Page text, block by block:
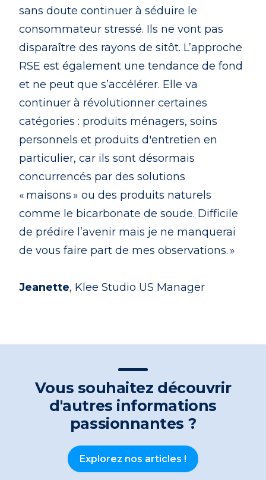
sans doute continuer à séduire le
consommateur stressé. Ils ne vont pas
disparaître des rayons de sitôt. L’approche
RSE est également une tendance de fond
et ne peut que s’accélérer. Elle va
continuer à révolutionner certaines
catégories : produits ménagers, soins
personnels et produits d'entretien en
particulier, car ils sont désormais
concurrencés par des solutions
« maisons » ou des produits naturels
comme le bicarbonate de soude. Difficile
de prédire l’avenir mais je ne manquerai
de vous faire part de mes observations. »
Jeanette, Klee Studio US Manager
Vous souhaitez découvrir
d'autres informations
passionnantes ?
Explorez nos articles !